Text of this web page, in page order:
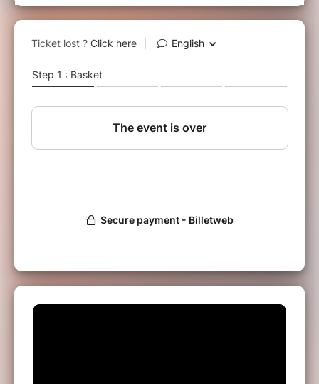
oublier des standards de Jazz revisités (Herbie
Hancock, Chick Corea, Pat Metheny et beaucoup
connus des amateurs de jazz de la région :
Cordoglià la basse etKevin Surfaroà la batterie.